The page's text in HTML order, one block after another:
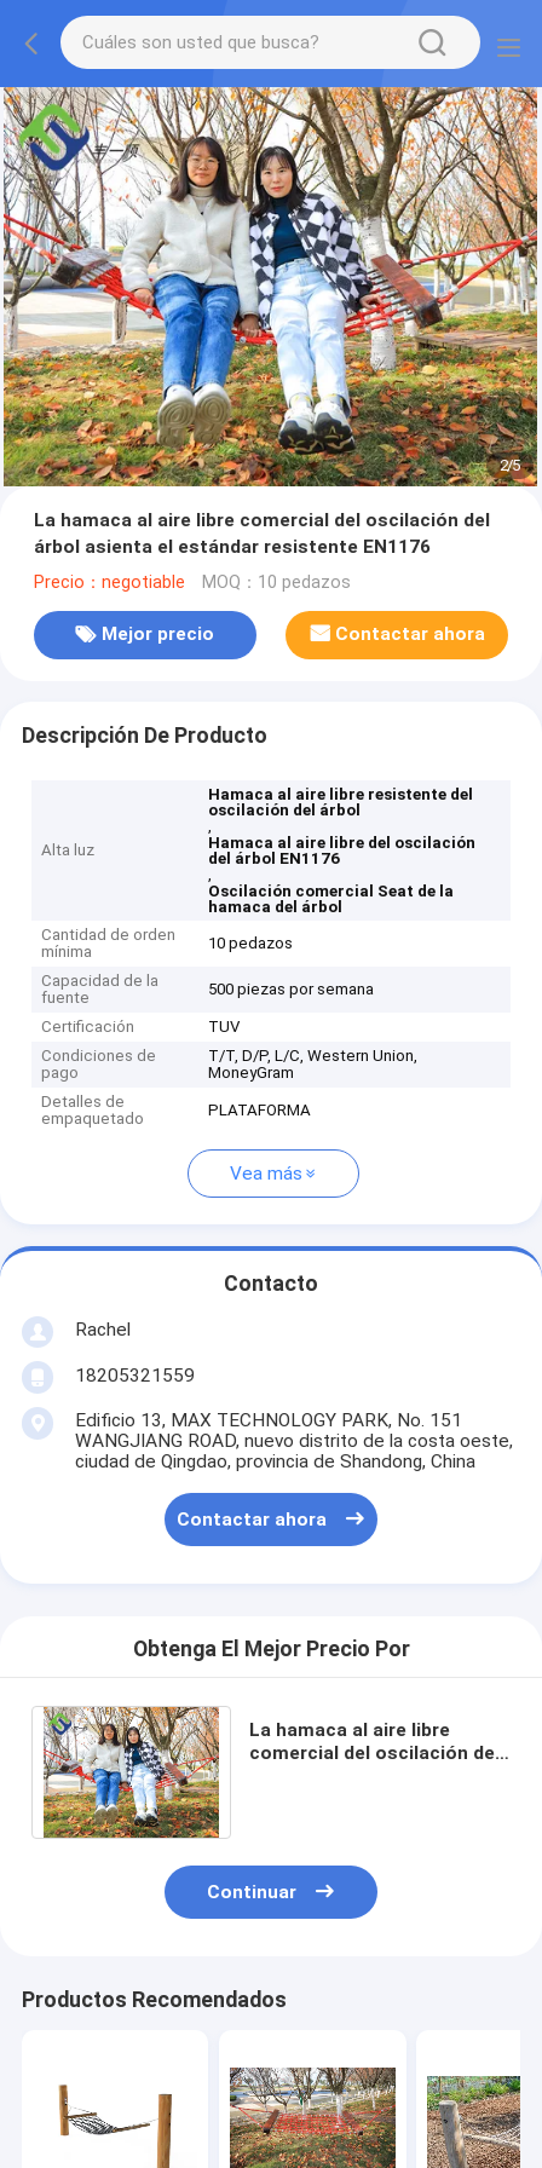
2/5
La hamaca al aire libre comercial del oscilación del
árbol asienta el estándar resistente EN1176
Precio：negotiable MOQ：10 pedazos
Mejor precio Contactar ahora
Descripción De Producto
Alta luz
Hamaca al aire libre resistente del
oscilación del árbol
,
Hamaca al aire libre del oscilación
del árbol EN1176
,
Oscilación comercial Seat de la
hamaca del árbol
Cantidad de orden
mínima
10 pedazos
Capacidad de la
fuente
500 piezas por semana
Certificación
TUV
Condiciones de
pago
T/T, D/P, L/C, Western Union,
MoneyGram
Detalles de
empaquetado
PLATAFORMA
Vea más
Contacto
Rachel
18205321559
Edificio 13, MAX TECHNOLOGY PARK, No. 151
WANGJIANG ROAD, nuevo distrito de la costa oeste,
ciudad de Qingdao, provincia de Shandong, China
Contactar ahora
Obtenga El Mejor Precio Por
La hamaca al aire libre
comercial del oscilación del
Continuar
Productos Recomendados